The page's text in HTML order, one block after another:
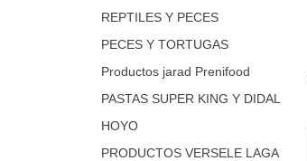
REPTILES Y PECES
PECES Y TORTUGAS
Productos jarad Prenifood
PASTAS SUPER KING Y DIDAL
HOYO
PRODUCTOS VERSELE LAGA